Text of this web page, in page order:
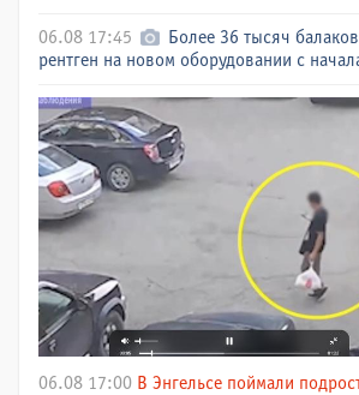
06.08 17:45
Более 36 тысяч
рентген на новом оборудовании с
06.08 17:00 В Энгельсе поймали